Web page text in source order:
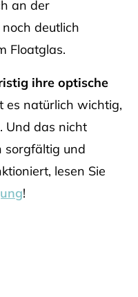
an der
deutlich
Floatglas.
ihre optische
es natürlich wichtig,
. Und das nicht
sorgfältig und
lesen Sie
!